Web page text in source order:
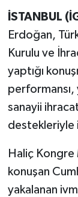
İSTANBUL
Erdoğan,
Kurulu ve
yaptığı
sanayii
destekleriyle
Haliç
konuşan
yakalanan